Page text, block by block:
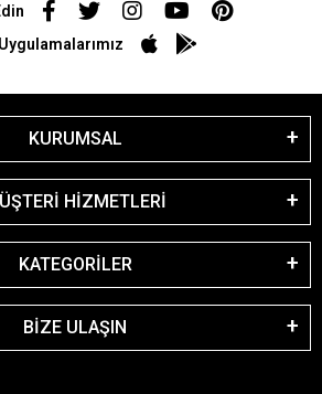
KURUMSAL
HİZMETLERİ
KATEGORİLER
BİZE ULAŞIN